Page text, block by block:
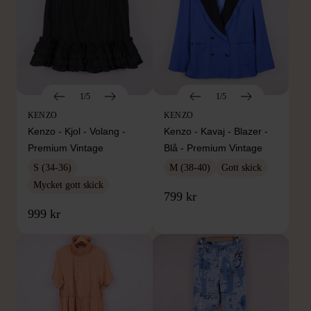
1/5
KENZO
Kenzo - Kjol - Volang -
Premium Vintage
S (34-36)
Mycket gott skick
999 kr
1/5
KENZO
Kenzo - Kavaj - Blazer -
Blå - Premium Vintage
M (38-40) Gott skick
799 kr